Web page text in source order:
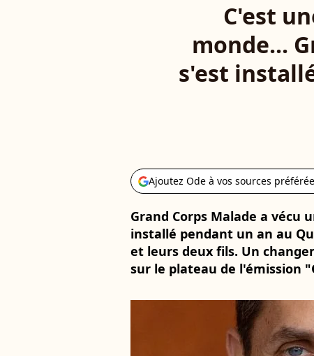
C'est
monde...
s'est
Ajoutez Ode à vos sources
Grand Corps Malade a vécu
installé pendant un an au
et leurs deux fils. Un
sur le plateau de l'émission